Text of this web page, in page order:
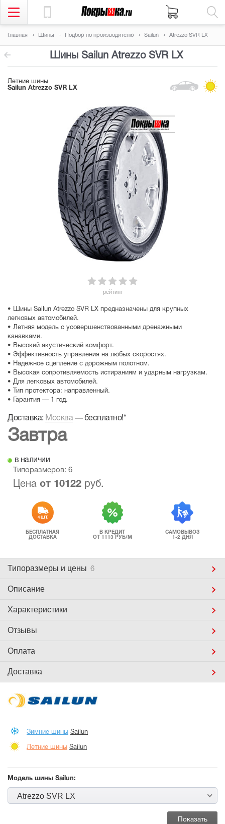
Главная Шины Подбор по производителю Sailun Atrezzo SVR LX
Шины Sailun Atrezzo SVR LX
Летние шины
Sailun Atrezzo SVR LX
рейтинг
• Шины Sailun Atrezzo SVR LX предназначены для крупных
легковых автомобилей.
• Летняя модель с усовершенствованными дренажными
канавками.
• Высокий акустический комфорт.
• Эффективность управления на любых скоростях.
• Надежное сцепление с дорожным полотном.
• Высокая сопротивляемость истираниям и ударным нагрузкам.
• Для легковых автомобилей.
• Тип протектора: направленный.
• Гарантия — 1 год.
Доставка: Москва— бесплатно!*
Завтра
в наличии
Типоразмеров: 6
Цена от 10122 руб.
4 ШТ.
БЕСПЛАТНАЯ
ДОСТАВКА
В КРЕДИТ
ОТ 1113 РУБ/М
САМОВЫВОЗ
1-2 ДНЯ
Типоразмеры и цены 6
Описание
Характеристики
Отзывы
Оплата
Доставка
Зимние шины Sailun
Летние шины Sailun
Модель шины Sailun:
Atrezzo SVR LX